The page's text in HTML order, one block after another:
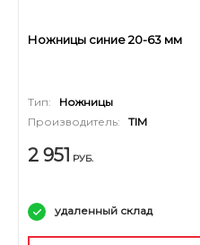
Ножницы синие 20-63 мм
Тип:
Ножницы
Производитель:
TIM
2 951 РУБ.
удаленный склад